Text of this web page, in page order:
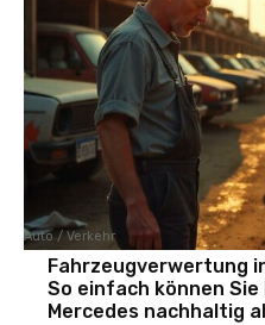
Auto / Verkehr
Fahrzeugverwertung
So einfach können Sie
Mercedes nachhaltig